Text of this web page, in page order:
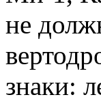
не
знаки: